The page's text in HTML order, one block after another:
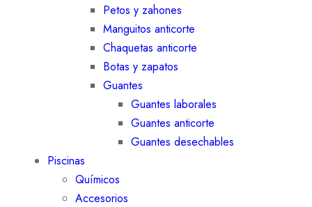
Petos y zahones
Manguitos anticorte
Chaquetas anticorte
Botas y zapatos
Guantes
Guantes laborales
Guantes anticorte
Guantes desechables
Piscinas
Químicos
Accesorios